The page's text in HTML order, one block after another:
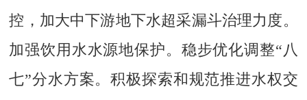
控，加大中下游地下水超采漏斗治理力度。
加强饮用水水源地保护。稳步优化调整“八
七”分水方案。积极探索和规范推进水权交